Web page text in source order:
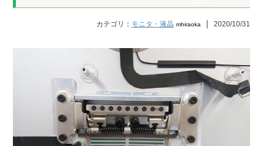
カテゴリ： モニタ・液晶 mhiraoka ｜ 2020/10/31